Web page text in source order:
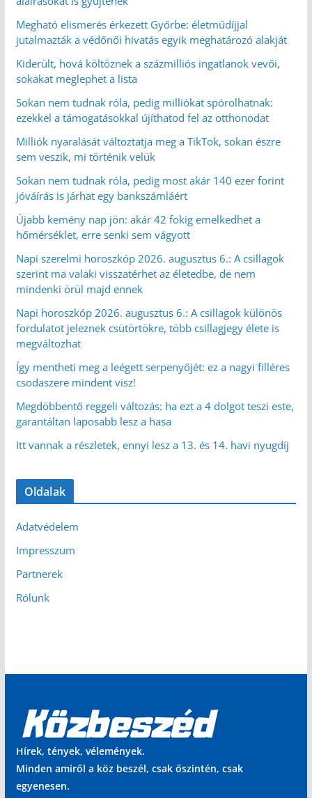
Megható elismerés érkezett Győrbe: életműdíjjal
jutalmazták a védőnői hivatás egyik meghatározó alakját
Kiderült, hová költöznek a százmilliós ingatlanok vevői,
sokakat meglephet a lista
Sokan nem tudnak róla, pedig milliókat spórolhatnak:
ezekkel a támogatásokkal újíthatod fel az otthonodat
Milliók nyaralását változtatja meg a TikTok, sokan észre
sem veszik, mi történik velük
Sokan nem tudnak róla, pedig most akár 140 ezer forint
jóváírás is járhat egy bankszámláért
Újabb kemény nap jön: akár 42 fokig emelkedhet a
hőmérséklet, erre senki sem vágyott
Napi szerelmi horoszkóp 2026. augusztus 6.: A csillagok
szerint ma valaki visszatérhet az életedbe, de nem
mindenki örül majd ennek
Napi horoszkóp 2026. augusztus 6.: A csillagok különös
fordulatot jeleznek csütörtökre, több csillagjegy élete is
megváltozhat
Így mentheti meg a leégett serpenyőjét: ez a nagyi filléres
csodaszere mindent visz!
Megdöbbentő reggeli változás: ha ezt a 4 dolgot teszi este,
garantáltan laposabb lesz a hasa
Itt vannak a részletek, ennyi lesz a 13. és 14. havi nyugdíj
Oldalak
Adatvédelem
Impresszum
Partnerek
Rólunk
Hírek, tények, vélemények.
Minden amiről a köz beszél, csak őszintén, csak
egyenesen.